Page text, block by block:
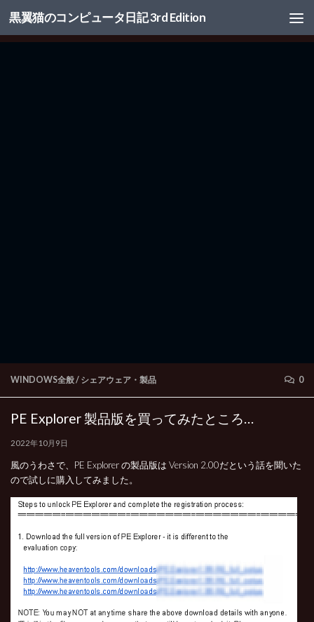
コンテンツへスキップ
黒翼猫のコンピュータ日記 3rd Edition
WINDOWS全般/ シェアウェア・製品 0
PE Explorer 製品版を買ってみたところ…
2022年10月9日
風のうわさで、PE Explorer の製品版は Version 2.00だという話を聞いた
ので試しに購入してみました。